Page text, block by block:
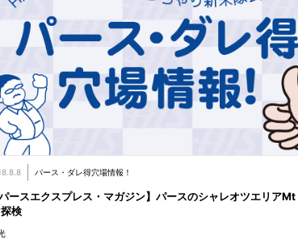
パース・ダレ得穴場情報！
パースエクスプレス・マガジン】パースのシャレオツエリア
検